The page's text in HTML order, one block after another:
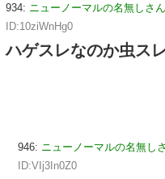
934: ニューノーマルの名無しさん
ID:10ziWnHg0
ハゲスレなのか虫ス
946: ニューノーマルの名無し
ID:VIj3In0Z0